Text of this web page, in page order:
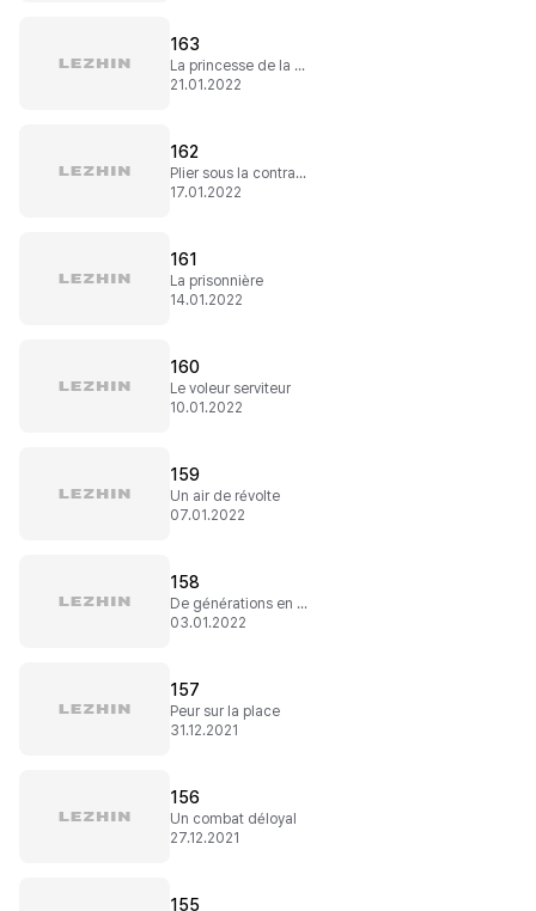
163
La princesse de la mer
21.01.2022
162
Plier sous la contrainte
17.01.2022
161
La prisonnière
14.01.2022
160
Le voleur serviteur
10.01.2022
159
Un air de révolte
07.01.2022
158
De générations en générations
03.01.2022
157
Peur sur la place
31.12.2021
156
Un combat déloyal
27.12.2021
155